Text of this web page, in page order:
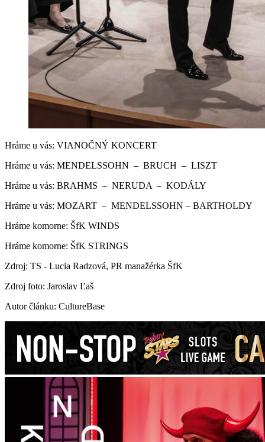
Hráme u vás: VIANOČNÝ KONCERT
Hráme u vás: MENDELSSOHN – BRUCH – LISZT
Hráme u vás: BRAHMS – NERUDA – KODÁLY
Hráme u vás: MOZART – MENDELSSOHN – BARTHOLDY
Hráme komorne: ŠfK WINDS
Hráme komorne: ŠfK STRINGS
Zdroj: TS - Lucia Radzová, PR manažérka ŠfK
Zdroj foto: Jaroslav Ľaš
Autor článku: CultureBase